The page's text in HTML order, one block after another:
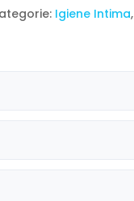
Igiene Intima,